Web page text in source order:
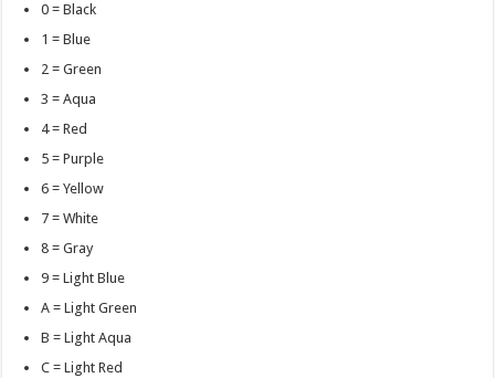
0 = Black
1 = Blue
2 = Green
3 = Aqua
4 = Red
5 = Purple
6 = Yellow
7 = White
8 = Gray
9 = Light Blue
A = Light Green
B = Light Aqua
C = Light Red